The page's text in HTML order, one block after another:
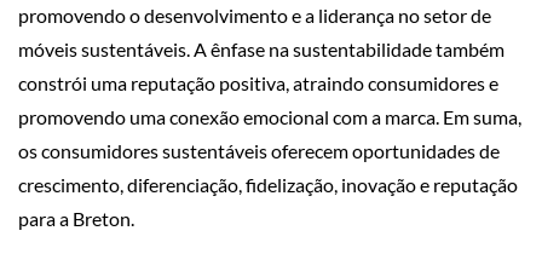
promovendo o desenvolvimento e a liderança no setor de
móveis sustentáveis. A ênfase na sustentabilidade também
constrói uma reputação positiva, atraindo consumidores e
promovendo uma conexão emocional com a marca. Em suma,
os consumidores sustentáveis oferecem oportunidades de
crescimento, diferenciação, fidelização, inovação e reputação
para a Breton.